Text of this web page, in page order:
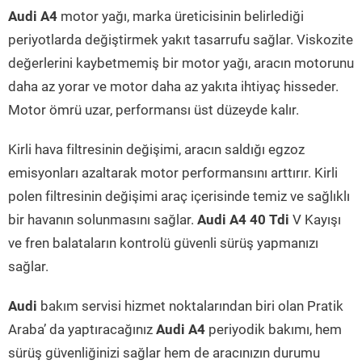
Audi A4 motor yağı, marka üreticisinin belirlediği
periyotlarda değiştirmek yakıt tasarrufu sağlar. Viskozite
değerlerini kaybetmemiş bir motor yağı, aracın motorunu
daha az yorar ve motor daha az yakıta ihtiyaç hisseder.
Motor ömrü uzar, performansı üst düzeyde kalır.
Kirli hava filtresinin değişimi, aracın saldığı egzoz
emisyonları azaltarak motor performansını arttırır. Kirli
polen filtresinin değişimi araç içerisinde temiz ve sağlıklı
bir havanın solunmasını sağlar. Audi A4 40 Tdi V Kayışı
ve fren balataların kontrolü güvenli sürüş yapmanızı
sağlar.
Audi bakım servisi hizmet noktalarından biri olan Pratik
Araba’ da yaptıracağınız Audi A4 periyodik bakımı, hem
sürüş güvenliğinizi sağlar hem de aracınızın durumu